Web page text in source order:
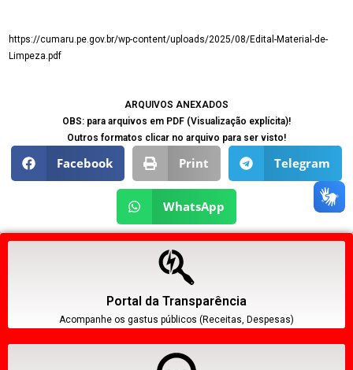
https://cumaru.pe.gov.br/wp-content/uploads/2025/08/Edital-Material-de-
Limpeza.pdf
ARQUIVOS ANEXADOS
OBS: para arquivos em PDF (Visualização explícita)!
Outros formatos clicar no arquivo para ser visto!
Facebook Print Telegram
WhatsApp
Portal da Transparência
Acompanhe os gastus públicos (Receitas, Despesas)